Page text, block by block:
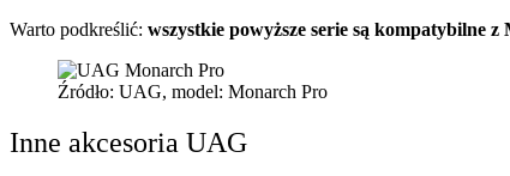
Warto podkreślić: wszystkie powyższe serie są kompatybilne z
Źródło: UAG, model: Monarch Pro
Inne akcesoria UAG